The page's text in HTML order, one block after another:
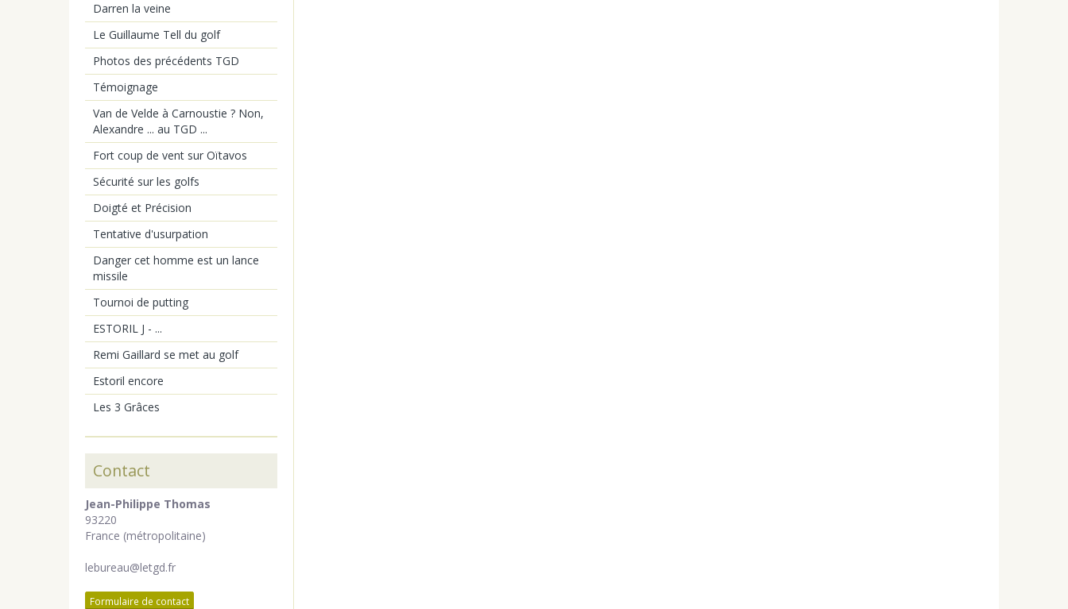
Darren la veine
Le Guillaume Tell du golf
Photos des précédents TGD
Témoignage
Van de Velde à Carnoustie ? Non,
Alexandre ... au TGD ...
Fort coup de vent sur Oïtavos
Sécurité sur les golfs
Doigté et Précision
Tentative d'usurpation
Danger cet homme est un lance
missile
Tournoi de putting
ESTORIL J - ...
Remi Gaillard se met au golf
Estoril encore
Les 3 Grâces
Contact
Jean-Philippe Thomas
93220
France (métropolitaine)
lebureau@letgd.fr
Formulaire de contact